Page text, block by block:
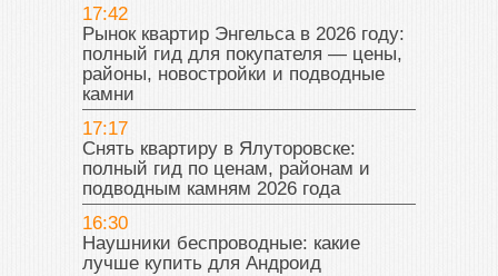
17:42
Рынок квартир Энгельса в 2026 году:
полный гид для покупателя — цены,
районы, новостройки и подводные
камни
17:17
Снять квартиру в Ялуторовске:
полный гид по ценам, районам и
подводным камням 2026 года
16:30
Наушники беспроводные: какие
лучше купить для Андроид